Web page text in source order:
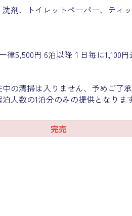
剤、トイレットペーパー、ティ
律5,500円 6泊以降１日毎に1,100円
の清掃は入りません、予めご了承
人数の1泊分のみの提供となりま
完売